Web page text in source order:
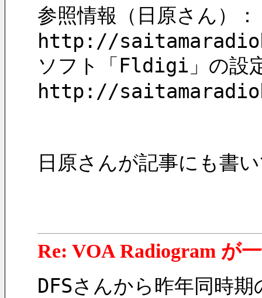
参照情報（日原さん）：
http://
ソフト「Fldigi」の設
http://
日原さんが記事にも書
Re: VOA Radiogram が
DFSさんから昨年同時